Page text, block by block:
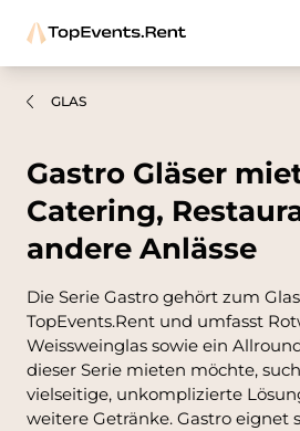
GLAS
Gastro Gläser
Catering,
andere Anlässe
Die Serie Gastro gehört zum
TopEvents.Rent und umfasst
Weissweinglas sowie ein
dieser Serie mieten möchte,
vielseitige, unkomplizierte
weitere Getränke. Gastro eignet